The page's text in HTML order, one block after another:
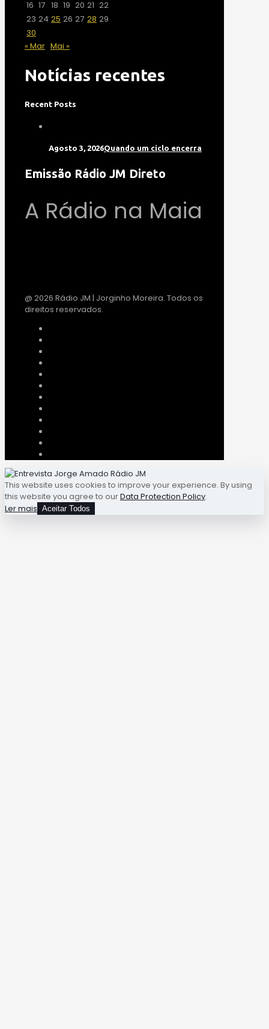
16 17 18 19 20 21 22
23 24 25 26 27 28 29
30
« Mar Mai »
Notícias recentes
Recent Posts
Agosto 3, 2026Quando um ciclo encerra
Emissão Rádio JM Direto
A Rádio na Maia
@ 2026 Rádio JM | Jorginho Moreira. Todos os
direitos reservados.
This website uses cookies to improve your experience. By using
this website you agree to ourData Protection Policy.
Ler mais Aceitar Todos